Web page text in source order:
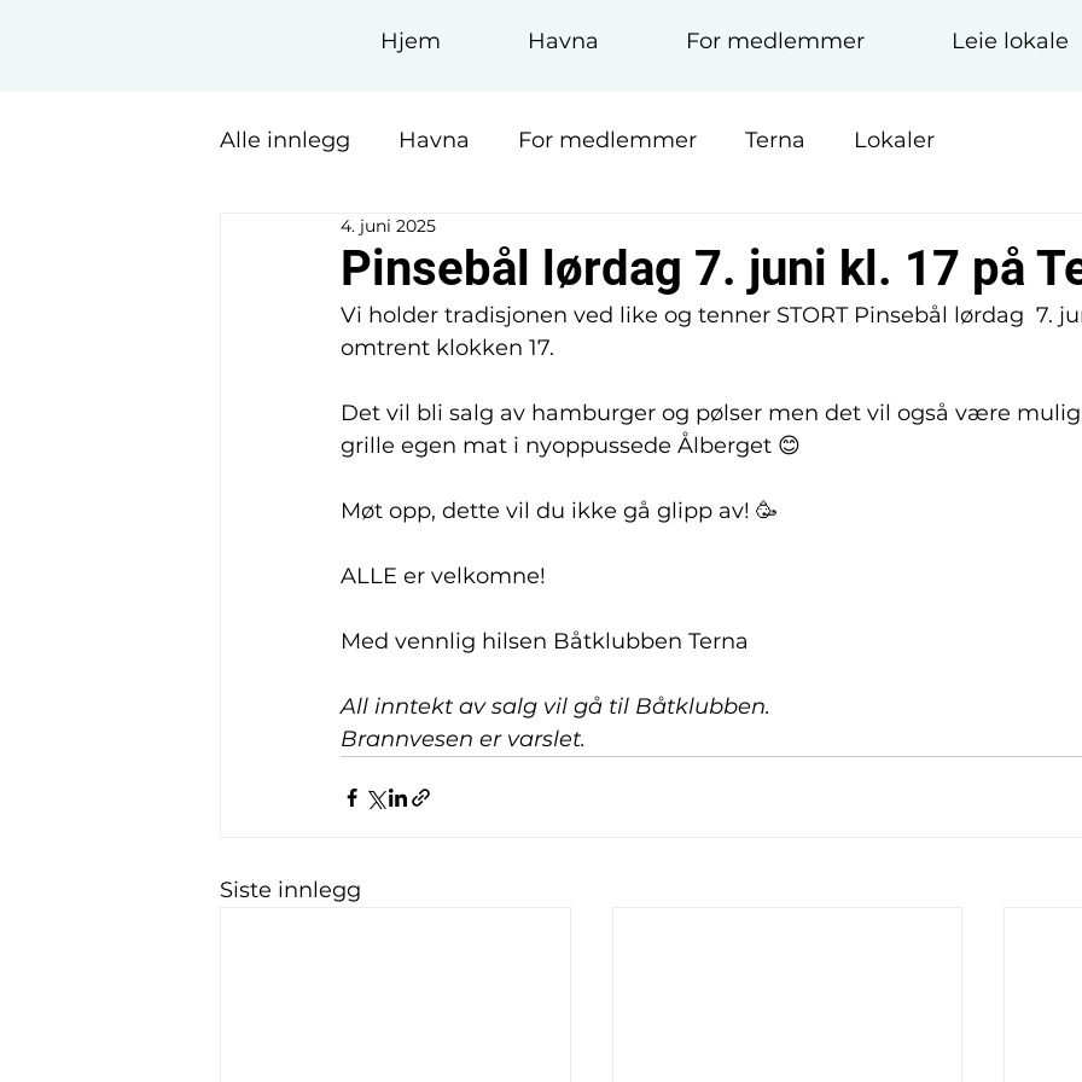
Hjem Havna For medlemmer Leie lokale
Alle innlegg Havna For medlemmer Terna Lokaler
Pinsebål lørdag 7. juni kl. 17 på
4. juni 2025
Vi holder tradisjonen ved like og tenner STORT Pinsebål lørdag  7.
omtrent klokken 17.
Det vil bli salg av hamburger og pølser men det vil også være
grille egen mat i nyoppussede Ålberget 😊
Møt opp, dette vil du ikke gå glipp av! 🥳
ALLE er velkomne!
Med vennlig hilsen Båtklubben Terna
All inntekt av salg vil gå til Båtklubben.
Brannvesen er varslet.
Siste innlegg